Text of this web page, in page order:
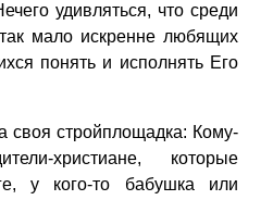
удивляться, что среди
мало искренне любящих
понять и исполнять Его
своя стройплощадка: Кому-
христиане, которые
у кого-то бабушка или